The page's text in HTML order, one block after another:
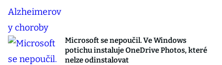
Microsoft se nepoučil. Ve Windows
potichu instaluje OneDrive Photos, které
nelze odinstalovat